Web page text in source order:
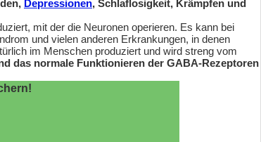
Depressionen, Schlaflosigkeit, Krämpfen und
mit der die Neuronen operieren. Es kann bei
und vielen anderen Erkrankungen, in denen
im Menschen produziert und wird streng vom
das normale Funktionieren der GABA-Rezeptoren